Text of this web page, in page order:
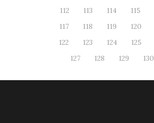
112
113 114 115
117
118 119 120
122
123 124 125
127
128 129 130